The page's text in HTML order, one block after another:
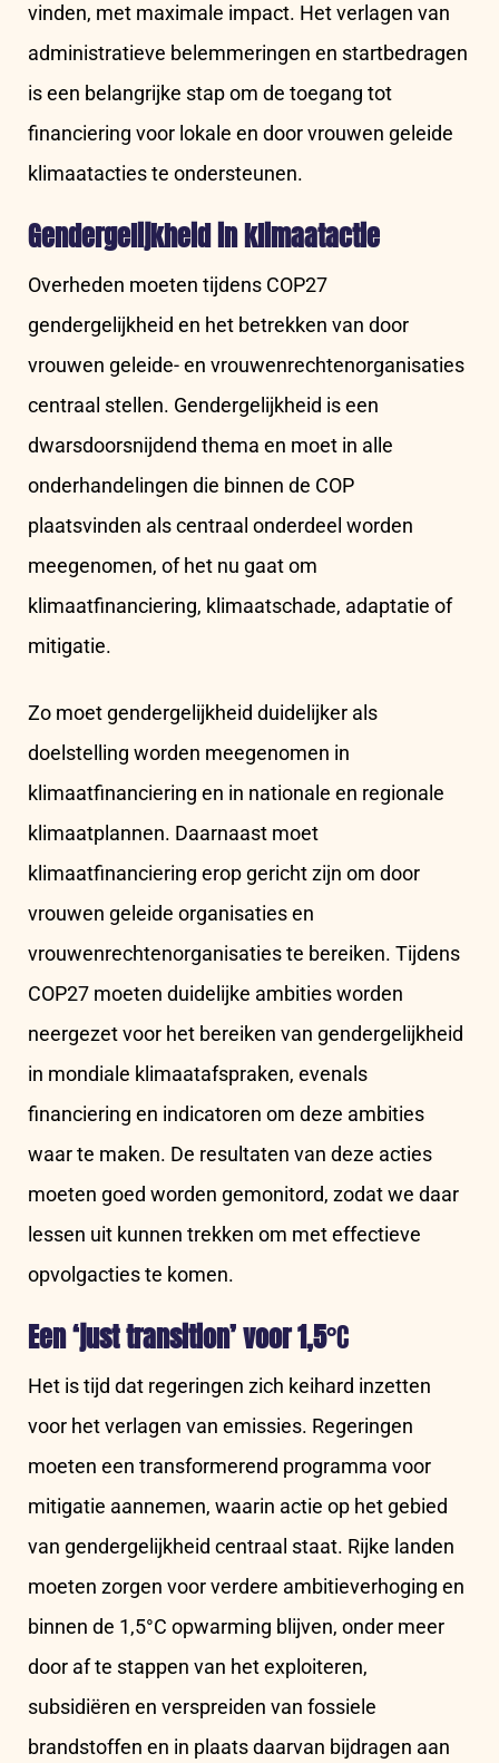
vinden, met maximale impact. Het verlagen van
administratieve belemmeringen en startbedragen
is een belangrijke stap om de toegang tot
financiering voor lokale en door vrouwen geleide
klimaatacties te ondersteunen.
Gendergelijkheid in klimaatactie
Overheden moeten tijdens COP27
gendergelijkheid en het betrekken van door
vrouwen geleide- en vrouwenrechtenorganisaties
centraal stellen. Gendergelijkheid is een
dwarsdoorsnijdend thema en moet in alle
onderhandelingen die binnen de COP
plaatsvinden als centraal onderdeel worden
meegenomen, of het nu gaat om
klimaatfinanciering, klimaatschade, adaptatie of
mitigatie.
Zo moet gendergelijkheid duidelijker als
doelstelling worden meegenomen in
klimaatfinanciering en in nationale en regionale
klimaatplannen. Daarnaast moet
klimaatfinanciering erop gericht zijn om door
vrouwen geleide organisaties en
vrouwenrechtenorganisaties te bereiken. Tijdens
COP27 moeten duidelijke ambities worden
neergezet voor het bereiken van gendergelijkheid
in mondiale klimaatafspraken, evenals
financiering en indicatoren om deze ambities
waar te maken. De resultaten van deze acties
moeten goed worden gemonitord, zodat we daar
lessen uit kunnen trekken om met effectieve
opvolgacties te komen.
Een ‘just transition’ voor 1,5°C
Het is tijd dat regeringen zich keihard inzetten
voor het verlagen van emissies. Regeringen
moeten een transformerend programma voor
mitigatie aannemen, waarin actie op het gebied
van gendergelijkheid centraal staat. Rijke landen
moeten zorgen voor verdere ambitieverhoging en
binnen de 1,5°C opwarming blijven, onder meer
door af te stappen van het exploiteren,
subsidiëren en verspreiden van fossiele
brandstoffen en in plaats daarvan bijdragen aan